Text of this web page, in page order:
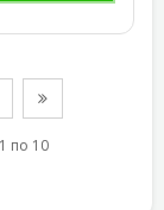
по 10